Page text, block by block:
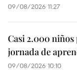
09/08/2026 11:27
Casi 2.000
jornada de
09/08/2026 10:10